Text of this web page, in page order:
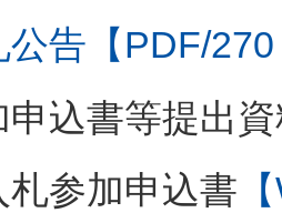
公告【PDF/
申込書等提出
参加申込書